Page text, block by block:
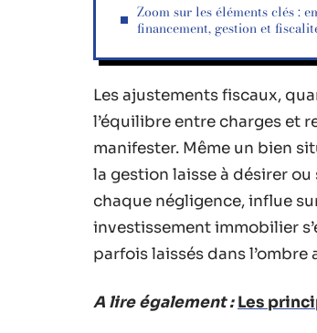
Zoom sur les éléments clés :
financement, gestion et
Les ajustements fiscaux,
l’équilibre entre charges et
manifester. Même un bien
la gestion laisse à désirer
chaque négligence, influe
investissement immobilier
parfois laissés dans
A lire également : Les